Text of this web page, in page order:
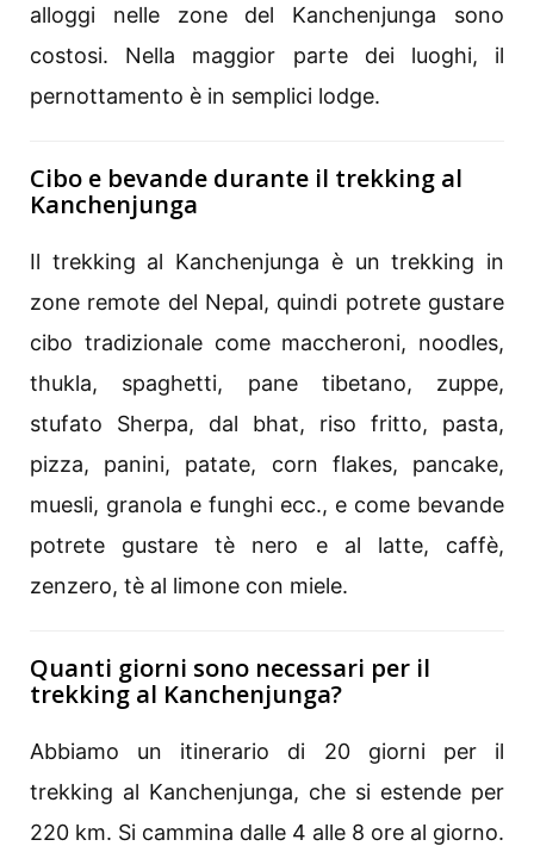
alloggi nelle zone del Kanchenjunga sono
costosi. Nella maggior parte dei luoghi, il
pernottamento è in semplici lodge.
Cibo e bevande durante il trekking al
Kanchenjunga
Il trekking al Kanchenjunga è un trekking in
zone remote del Nepal, quindi potrete gustare
cibo tradizionale come maccheroni, noodles,
thukla, spaghetti, pane tibetano, zuppe,
stufato Sherpa, dal bhat, riso fritto, pasta,
pizza, panini, patate, corn flakes, pancake,
muesli, granola e funghi ecc., e come bevande
potrete gustare tè nero e al latte, caffè,
zenzero, tè al limone con miele.
Quanti giorni sono necessari per il
trekking al Kanchenjunga?
Abbiamo un itinerario di 20 giorni per il
trekking al Kanchenjunga, che si estende per
220 km. Si cammina dalle 4 alle 8 ore al giorno.